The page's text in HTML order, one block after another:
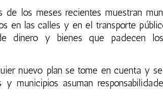
de los meses recientes muestran
en las calles y en el transporte
dinero y bienes que padecen
nuevo plan se tome en cuenta y
municipios asuman